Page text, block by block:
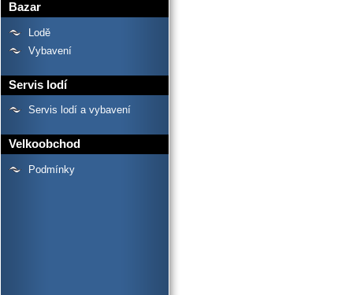
Bazar
Lodě
Vybavení
Servis lodí
Servis lodí a vybavení
Velkoobchod
Podmínky